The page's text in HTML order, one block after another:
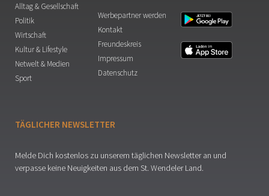
Alltag & Gesellschaft
Politik
Wirtschaft
Kultur & Lifestyle
Netwelt & Medien
Sport
Werbepartner werden
Kontakt
Freundeskreis
Impressum
Datenschutz
TÄGLICHER NEWSLETTER
Melde Dich kostenlos zu unserem täglichen Newsletter an und
verpasse keine Neuigkeiten aus dem St. Wendeler Land.